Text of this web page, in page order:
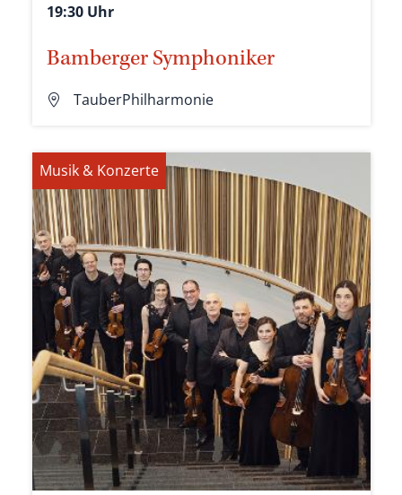
19:30 Uhr
Bamberger Symphoniker
TauberPhilharmonie
Musik & Konzerte